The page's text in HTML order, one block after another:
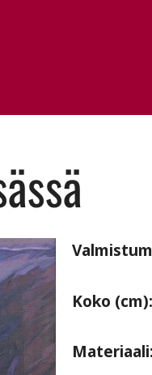
Koko (cm):
Materiaali: